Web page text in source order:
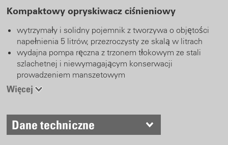
Kompaktowy opryskiwacz ciśnieniowy
wytrzymały i solidny pojemnik z tworzywa o objętości
napełnienia 5 litrów, przezroczysty ze skalą w litrach
wydajna pompa ręczna z trzonem tłokowym ze stali
szlachetnej i niewymagającym konserwacji
prowadzeniem manszetowym
ciśnienie robocze 3 bar, poduszka pneumatyczna 2 ltr
zawór nadciśnieniowy
lanca o dł. 40 cm z zakrzywioną regulowaną dyszą z
tworzywa
Więcej
Dane techniczne